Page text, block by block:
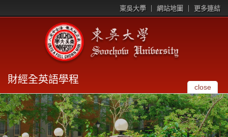
東吳大學 網站地圖 更多連結
財經全英語學程
close